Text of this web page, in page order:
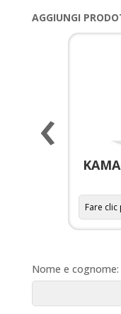
AGGIUNGI
‹
Nome e cognome: